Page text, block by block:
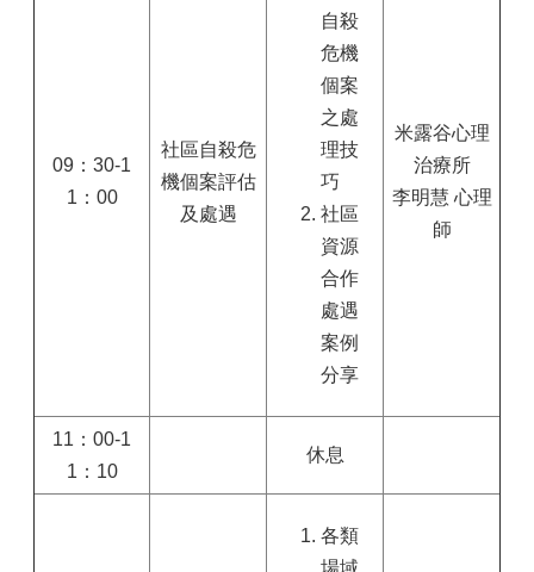
09：30-1
1：00
社區自殺危
機個案評估
及處遇
自殺
危機
個案
之處
理技
巧
社區
資源
合作
處遇
案例
分享
米露谷心理
治療所
李明慧 心理
師
11：00-1
1：10
休息
各類
場域